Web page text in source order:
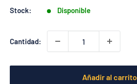
venta
Stock: Disponible
Cantidad:
Añadir al carrito